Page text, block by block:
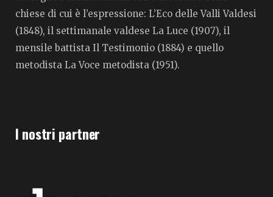
chiese di cui è l’espressione: L’Eco delle Valli Valdesi
(1848), il settimanale valdese La Luce (1907), il
mensile battista Il Testimonio (1884) e quello
metodista La Voce metodista (1951).
I nostri partner